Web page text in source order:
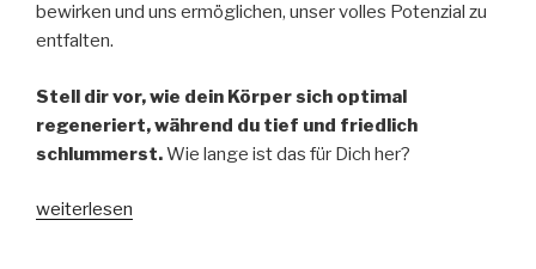
bewirken und uns ermöglichen, unser volles Potenzial zu
entfalten.
Stell dir vor, wie dein Körper sich optimal
regeneriert, während du tief und friedlich
schlummerst.Wie lange ist das für Dich her?
„Verbessere deine Schlafqualität“
weiterlesen